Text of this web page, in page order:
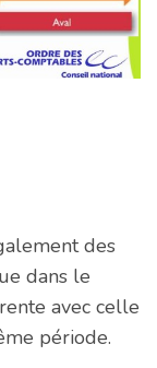
des
dans le
avec celle
période.